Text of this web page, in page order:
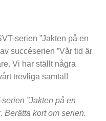
serien ”Jakten på en
succéserien ”Vår tid är
Vi har ställt några
trevliga samtal!
”Jakten på en
Berätta kort om serien.